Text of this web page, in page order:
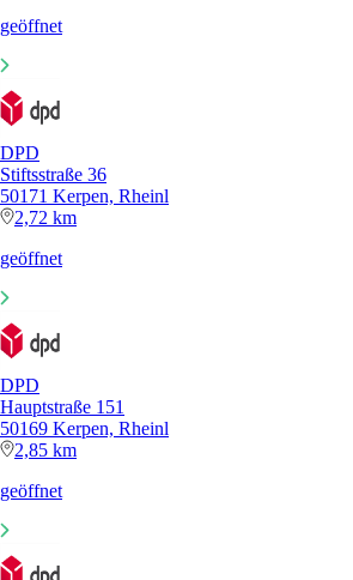
geöffnet
DPD
Stiftsstraße 36
50171 Kerpen, Rheinl
2,72 km
geöffnet
DPD
Hauptstraße 151
50169 Kerpen, Rheinl
2,85 km
geöffnet